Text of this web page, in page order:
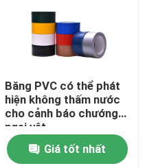
Băng PVC có thể phát
hiện không thấm nước
cho cảnh báo chướng
ngại vật
Giá tốt nhất